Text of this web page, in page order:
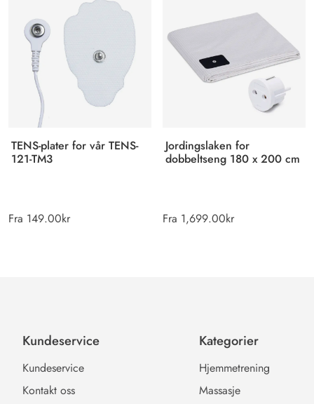
TENS-plater for vår TENS-
121-TM3
Fra 149.00kr
Jordingslaken for
dobbeltseng 180 x 200 cm
Fra 1,699.00kr
Kundeservice
Kundeservice
Kontakt oss
Kategorier
Hjemmetrening
Massasje